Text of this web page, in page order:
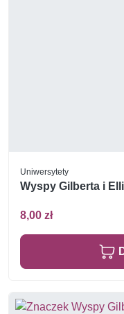
Uniwersytety
Wyspy Gilberta i
8,00 zł